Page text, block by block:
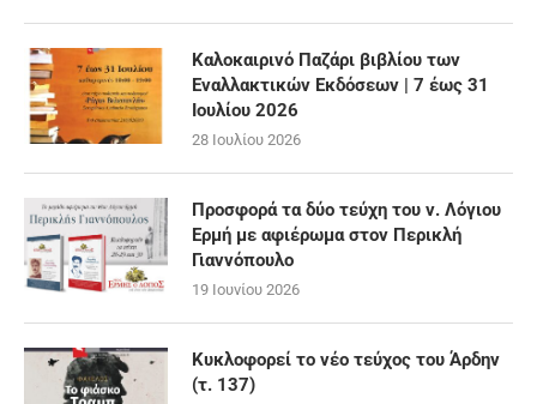
Καλοκαιρινό Παζάρι βιβλίου των
Εναλλακτικών Εκδόσεων | 7 έως 31
Ιουλίου 2026
28 Ιουλίου 2026
Προσφορά τα δύο τεύχη του ν. Λόγιου
Ερμή με αφιέρωμα στον Περικλή
Γιαννόπουλο
19 Ιουνίου 2026
Κυκλοφορεί το νέο τεύχος του Άρδην
(τ. 137)